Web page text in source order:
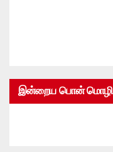
இன்றைய பொன் மொழி